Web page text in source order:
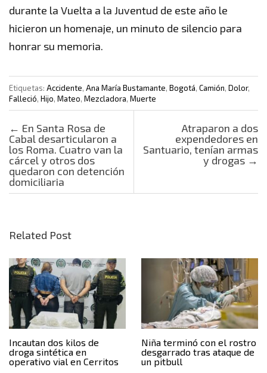
durante la Vuelta a la Juventud de este año le
hicieron un homenaje, un minuto de silencio para
honrar su memoria.
Etiquetas: Accidente, Ana María Bustamante, Bogotá, Camión, Dolor,
Falleció, Hijo, Mateo, Mezcladora, Muerte
Post navigation
← En Santa Rosa de
Cabal desarticularon a
los Roma. Cuatro van la
cárcel y otros dos
quedaron con detención
domiciliaria
Atraparon a dos
expendedores en
Santuario, tenían armas
y drogas →
Related Post
Incautan dos kilos de
droga sintética en
operativo vial en Cerritos
Niña terminó con el rostro
desgarrado tras ataque de
un pitbull